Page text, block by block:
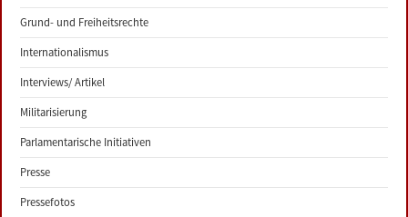
Grund- und Freiheitsrechte
Internationalismus
Interviews/ Artikel
Militarisierung
Parlamentarische Initiativen
Presse
Pressefotos